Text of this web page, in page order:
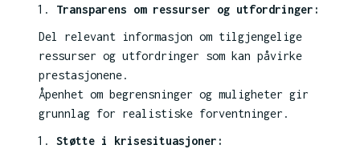
Transparens om ressurser og utfordringer:
Del relevant informasjon om tilgjengelige
ressurser og utfordringer som kan påvirke
prestasjonene.
Åpenhet om begrensninger og muligheter gir
grunnlag for realistiske forventninger.
Støtte i krisesituasjoner: